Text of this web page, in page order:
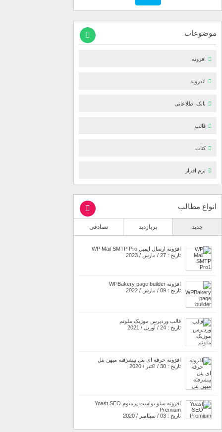
موضوعات
افزونه
اندروید
بانک اطلاعاتی
قالب
کتاب
نرم افزار
انواع مطالب
جدید پربازدید تصادفی
افزونه ارسال ایمیل WP Mail SMTP Pro
تاریخ : 27 / مارس / 2023
افزونه WPBakery page builder
تاریخ : 09 / مارس / 2022
قالب وردپرس موزیک ملوتم
تاریخ : 24 / آوریل / 2021
افزونه حرفه ای پنل پیشرفته میهن پنل
تاریخ : 30 / اکتبر / 2020
افزونه سئو یواست پرمیوم Yoast SEO
Premium
تاریخ : 03 / سپتامبر / 2020